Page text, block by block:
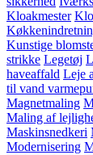
Kloakmester
Kunstige
strikke Legetøj
haveaffald Leje
til vand
Magnetmaling
Maling af
Maskinsnedkeri
Modernisering